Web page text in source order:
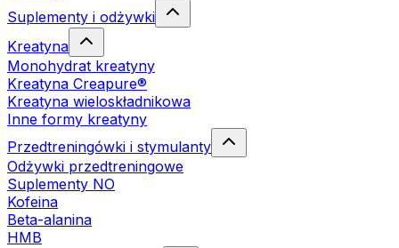
Suplementy i odżywki
Kreatyna
Monohydrat kreatyny
Kreatyna Creapure®
Kreatyna wieloskładnikowa
Inne formy kreatyny
Przedtreningówki i stymulanty
Odżywki przedtreningowe
Suplementy NO
Kofeina
Beta-alanina
HMB